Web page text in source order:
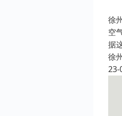
徐
空
据
徐
23-